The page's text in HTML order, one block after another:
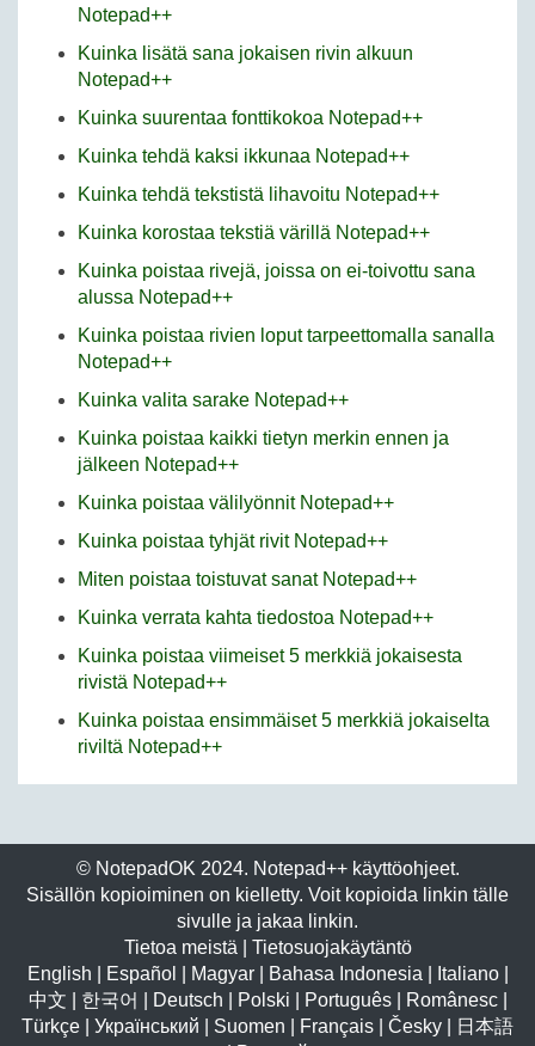
Notepad++
Kuinka lisätä sana jokaisen rivin alkuun
Notepad++
Kuinka suurentaa fonttikokoa Notepad++
Kuinka tehdä kaksi ikkunaa Notepad++
Kuinka tehdä tekstistä lihavoitu Notepad++
Kuinka korostaa tekstiä värillä Notepad++
Kuinka poistaa rivejä, joissa on ei-toivottu sana
alussa Notepad++
Kuinka poistaa rivien loput tarpeettomalla sanalla
Notepad++
Kuinka valita sarake Notepad++
Kuinka poistaa kaikki tietyn merkin ennen ja
jälkeen Notepad++
Kuinka poistaa välilyönnit Notepad++
Kuinka poistaa tyhjät rivit Notepad++
Miten poistaa toistuvat sanat Notepad++
Kuinka verrata kahta tiedostoa Notepad++
Kuinka poistaa viimeiset 5 merkkiä jokaisesta
rivistä Notepad++
Kuinka poistaa ensimmäiset 5 merkkiä jokaiselta
riviltä Notepad++
© NotepadOK 2024. Notepad++ käyttöohjeet.
Sisällön kopioiminen on kielletty. Voit kopioida linkin tälle
sivulle ja jakaa linkin.
Tietoa meistä
Tietosuojakäytäntö
English
Español Magyar| Bahasa Indonesia Italiano|
中文
한국어 Deutsch Polski Português| Românesc|
Türkçe
Український Suomen Français Česky
日本語